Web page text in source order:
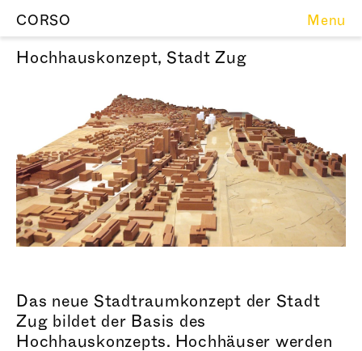
CORSO Menu
Hoch hauskonzept, Stadt Zug
Das neue Stad traumkonzept der Stadt
Zug bildet der Basis des
Hoch hauskonzepts. Hochhäuser werden